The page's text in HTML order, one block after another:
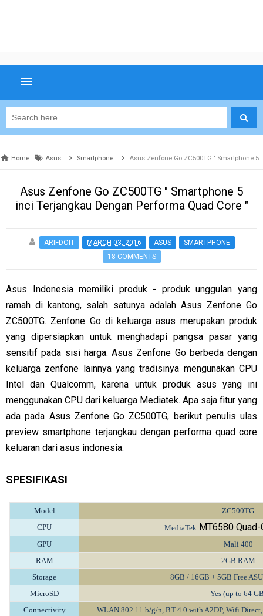
Home Asus Smartphone Asus Zenfone Go ZC500TG " Smartphone 5 inci Terjangkau Dengan Performa Quad Core "
Asus Zenfone Go ZC500TG " Smartphone 5
inci Terjangkau Dengan Performa Quad Core "
ARIFDOIT MARCH 03, 2016 ASUS
SMARTPHONE
18 COMMENTS
Asus Indonesia memiliki produk - produk unggulan yang
ramah di kantong, salah satunya adalah Asus Zenfone Go
ZC500TG. Zenfone Go di keluarga asus merupakan produk
yang dipersiapkan untuk menghadapi pangsa pasar yang
sensitif pada sisi harga. Asus Zenfone Go berbeda dengan
keluarga zenfone lainnya yang tradisinya mengunakan CPU
Intel dan Qualcomm, karena untuk produk asus yang ini
menggunakan CPU dari keluarga Mediatek. Apa saja fitur yang
ada pada Asus Zenfone Go ZC500TG, berikut penulis ulas
preview smartphone terjangkau dengan performa quad core
keluaran dari asus indonesia.
SPESIFIKASI
Model
ZC500TG
CPU
MediaTekMT6580 Quad-
GPU
Mali 400
RAM
2GB RAM
Storage
8GB / 16GB + 5GB Free
MicroSD
Yes (up to 64
Connectivity
WLAN 802.11 b/g/n, BT 4.0 with A2DP, Wifi